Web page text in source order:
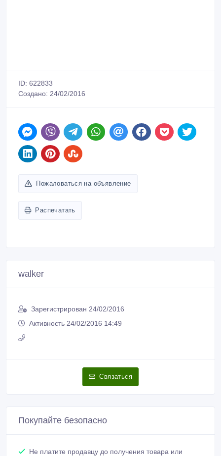
ID: 622833
Создано: 24/02/2016
Пожаловаться на объявление
Распечатать
walker
Зарегистрирован 24/02/2016
Активность 24/02/2016 14:49
Связаться
Покупайте безопасно
Не платите продавцу до получения товара или